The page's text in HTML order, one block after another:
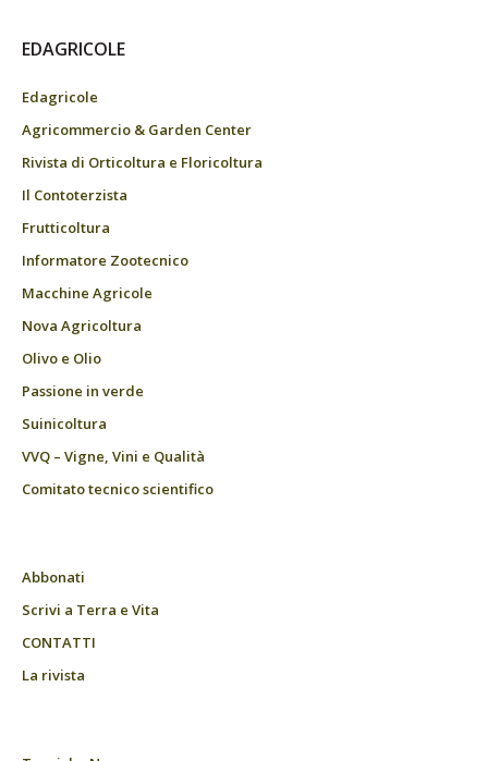
EDAGRICOLE
Edagricole
Agricommercio & Garden Center
Rivista di Orticoltura e Floricoltura
Il Contoterzista
Frutticoltura
Informatore Zootecnico
Macchine Agricole
Nova Agricoltura
Olivo e Olio
Passione in verde
Suinicoltura
VVQ – Vigne, Vini e Qualità
Comitato tecnico scientifico
Abbonati
Scrivi a Terra e Vita
CONTATTI
La rivista